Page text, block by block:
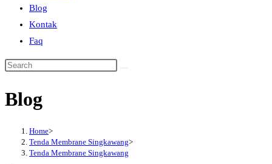
Blog
Kontak
Faq
Search
website
Blog
Home>
Tenda Membrane Singkawang>
Tenda Membrane Singkawang